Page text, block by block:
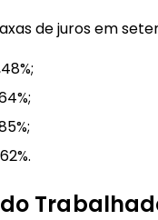
de juros em